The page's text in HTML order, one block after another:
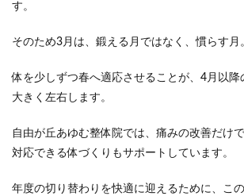
す。
そのため3月は、 鍛える月ではなく、慣らす月
体を少しずつ春へ適応させることが、4月以降
大きく左右します。
自由が丘あゆむ整体院では、痛みの改善だけ
対応できる体づくりもサポートしています。
年度の切り替わりを快適に迎えるために、こ